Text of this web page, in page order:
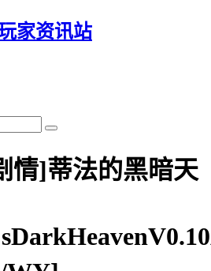
家资讯站
情]蒂法的黑暗天